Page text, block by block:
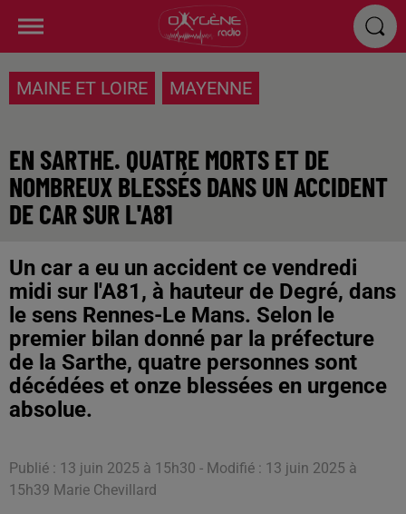
MAINE ET LOIRE MAYENNE
EN SARTHE. QUATRE MORTS ET DE
NOMBREUX BLESSÉS DANS UN ACCIDENT
DE CAR SUR L'A81
Un car a eu un accident ce vendredi
midi sur l'A81, à hauteur de Degré, dans
le sens Rennes-Le Mans. Selon le
premier bilan donné par la préfecture
de la Sarthe, quatre personnes sont
décédées et onze blessées en urgence
absolue.
Publié : 13 juin 2025 à 15h30 - Modifié : 13 juin 2025 à
15h39 Marie Chevillard